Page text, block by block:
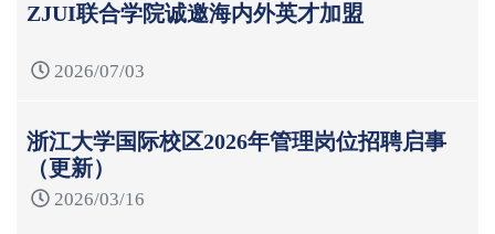
ZJUI联合学院诚邀海内外英才加盟
2026/07/03
浙江大学国际校区2026年管理岗位招聘启事
（更新）
2026/03/16